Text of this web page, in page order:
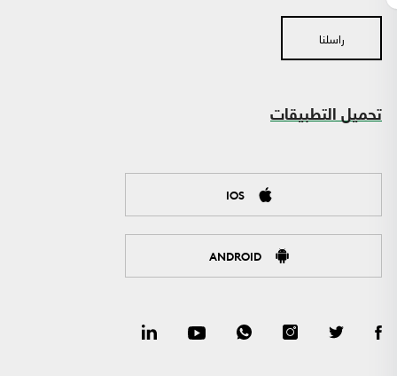
راسلنا
تحميل التطبيقات
IOS
ANDROID